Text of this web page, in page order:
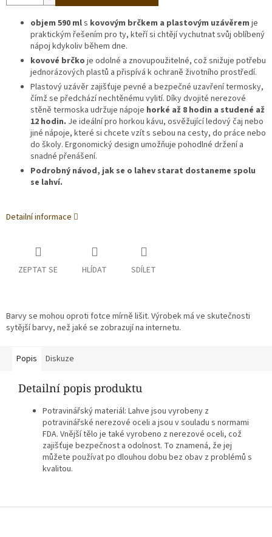
objem 590 mls kovovým brčkem a plastovým uzávěrem je
praktickým řešením pro ty, kteří si chtějí vychutnat svůj oblíbený
nápoj kdykoliv během dne.
kovové brčko je odolné a znovupoužitelné, což snižuje potřebu
jednorázových plastů a přispívá k ochraně životního prostředí.
Plastový uzávěr zajišťuje pevné a bezpečné uzavření termosky,
čímž se předchází nechtěnému vylití. Díky dvojité nerezové
stěně termoska udržuje nápoje horké až 8 hodin a studené až
12 hodin. Je ideální pro horkou kávu, osvěžující ledový čaj nebo
jiné nápoje, které si chcete vzít s sebou na cesty, do práce nebo
do školy. Ergonomický design umožňuje pohodlné držení a
snadné přenášení.
Podrobný návod, jak se o lahev starat dostaneme spolu
se lahví.
Detailní informace
ZEPTAT SE HLÍDAT SDÍLET
Barvy se mohou oproti fotce mírně lišit. Výrobek má ve skutečnosti
sytější barvy, než jaké se zobrazují na internetu.
Popis Diskuze
Detailní popis produktu
Potravinářský materiál: Lahve jsou vyrobeny z
potravinářské nerezové oceli a jsou v souladu s normami
FDA. Vnější tělo je také vyrobeno z nerezové oceli, což
zajišťuje bezpečnost a odolnost. To znamená, že jej
můžete používat po dlouhou dobu bez obav z problémů s
kvalitou.
Z